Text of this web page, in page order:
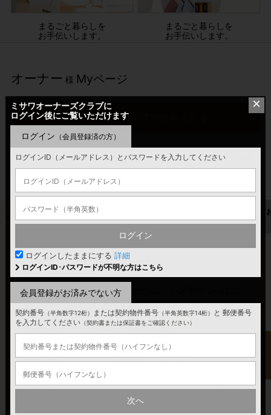
まるごと暮らしを
お手伝いします。
まるごと暮らしを
お手伝いします。
オーナー 様 Myページ
ログインして会員専用情報を見る
ミサワオーナーさま専用の住まいや暮らしに関する各種
情報、サービスをご覧いただけます。
ミサワポイント LinkGates
ミサワポイント
Webショッピングやリフォーム、メンテナンスにご
利用いただけます。
ミサワポイントの詳細はこちら
×
ミサワオーナーズクラブに
ログイン後にご覧いただけます
ログイン （会員登録済の方）
ログインID（メールアドレス）とパスワードを入力してください
ログイン
ログインしたままにする 詳細
ログインID･パスワードが不明な方はこちら
会員登録がお済みでない方
契約番号（半角数字12桁） または契約物件番号（半角英数字14桁） と 郵便番号
を入力してください（契約書または保証書をご確認ください）
次へ